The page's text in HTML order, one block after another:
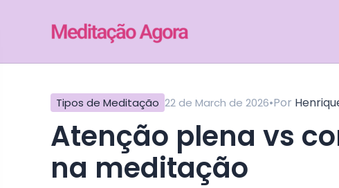
Tipos de Meditação 22 de March de 2026•Por
atenção plena vs concentração: diferenças
na meditação